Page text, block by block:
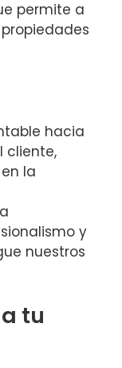
permite a
hacia
cliente,
la
y
nuestros
tu